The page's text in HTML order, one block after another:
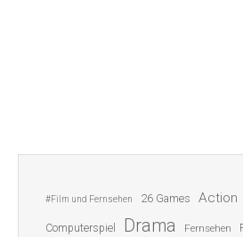
#Film und Fernsehen 26 Games Action
Computerspiel Drama Fernsehen